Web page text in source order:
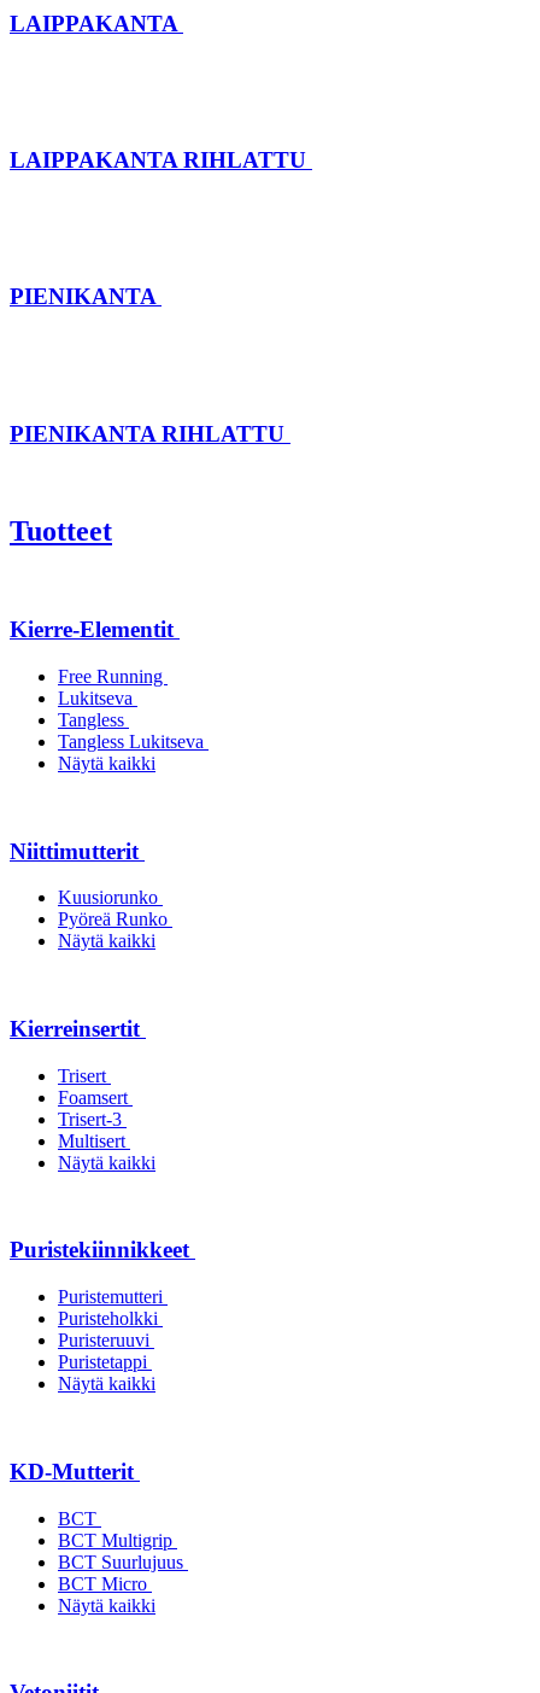
LAIPPAKANTA
LAIPPAKANTA RIHLATTU
PIENIKANTA
PIENIKANTA RIHLATTU
Tuotteet
Kierre-Elementit
Free Running
Lukitseva
Tangless
Tangless Lukitseva
Näytä kaikki
Niittimutterit
Kuusiorunko
Pyöreä Runko
Näytä kaikki
Kierreinsertit
Trisert
Foamsert
Trisert-3
Multisert
Näytä kaikki
Puristekiinnikkeet
Puristemutteri
Puristeholkki
Puristeruuvi
Puristetappi
Näytä kaikki
KD-Mutterit
BCT
BCT Multigrip
BCT Suurlujuus
BCT Micro
Näytä kaikki